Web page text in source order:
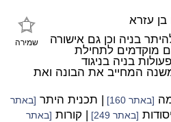
שמירה
עזרא
בניה וכן גם אישורה
מוקדמים לתחילת
בניה בניגוד
המחייב את הבונה ואת
[באתר 160] | תכנית היתר [באתר
[באתר 249] | קורות [באתר